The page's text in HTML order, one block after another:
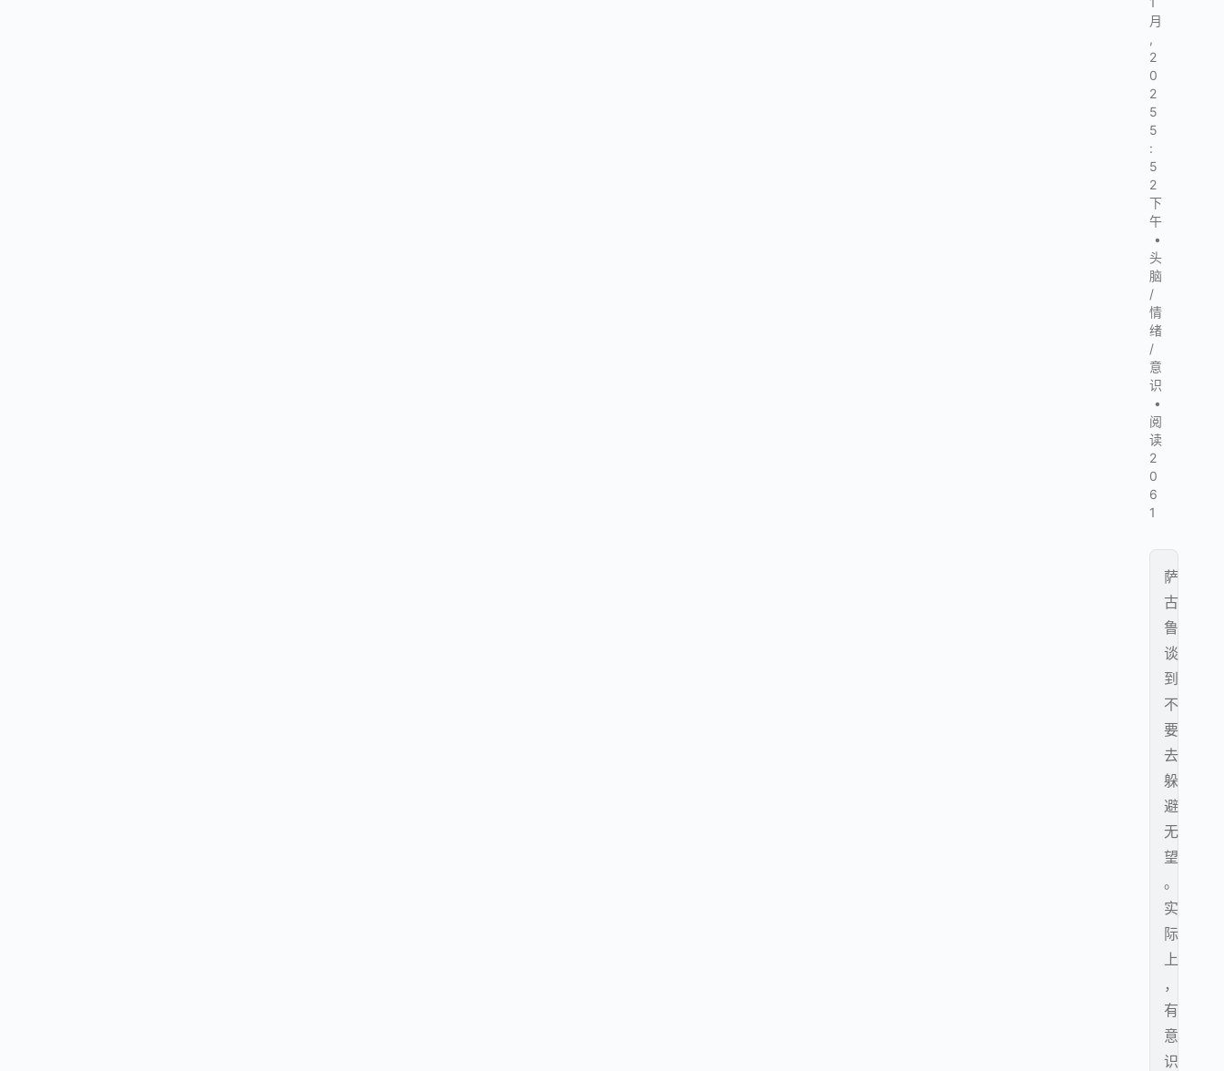
月
,
2
0
2
5
5
:
5
2
下
午
•
头
脑
/
情
绪
/
意
识
•
阅
读
2
0
6
1
萨
古
鲁
谈
到
不
要
去
躲
避
无
望
。
实
际
上
，
有
意
识